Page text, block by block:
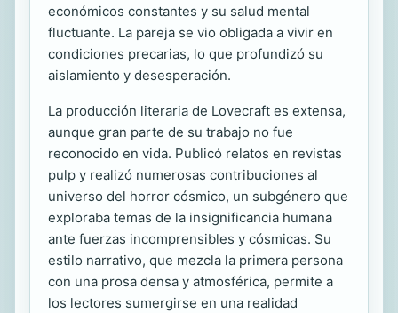
económicos constantes y su salud mental
fluctuante. La pareja se vio obligada a vivir en
condiciones precarias, lo que profundizó su
aislamiento y desesperación.
La producción literaria de Lovecraft es extensa,
aunque gran parte de su trabajo no fue
reconocido en vida. Publicó relatos en revistas
pulp y realizó numerosas contribuciones al
universo del horror cósmico, un subgénero que
exploraba temas de la insignificancia humana
ante fuerzas incomprensibles y cósmicas. Su
estilo narrativo, que mezcla la primera persona
con una prosa densa y atmosférica, permite a
los lectores sumergirse en una realidad